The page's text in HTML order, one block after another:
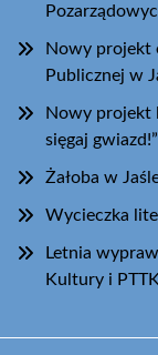
Nowy projekt
Publicznej w
Nowy projekt
sięgaj gwiazd!”
Żałoba w
Wycieczka
Letnia
Kultury i PTTK